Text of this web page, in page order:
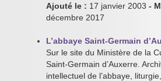
Ajouté le : 17 janvier 2003 -
décembre 2017
L’abbaye Saint-Germain
Sur le site du Ministère de la
Saint-Germain d’Auxerre.
intellectuel de l’abbaye,